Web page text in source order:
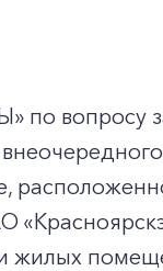
вопросу
жилых